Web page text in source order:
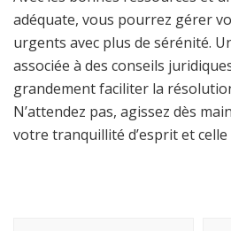
adéquate, vous pourrez gérer
urgents avec plus de sérénité.
associée à des conseils
grandement faciliter la
N’attendez pas, agissez dès
votre tranquillité d’esprit et